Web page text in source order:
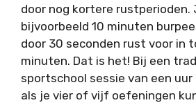
door nog kortere rustperioden.
bijvoorbeeld 10 minuten
door 30 seconden rust voor in
minuten. Dat is het! Bij een
sportschool sessie van een
als je vier of vijf oefeningen